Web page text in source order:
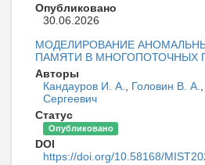
Опубликовано
30.06.2026
МОДЕЛИРОВАНИЕ
ПАМЯТИ В МНОГОПОТОЧНЫХ
Авторы
Кандауров И. А.
Головин В. А.
Сергеевич
Статус
Опубликовано
DOI
https://doi.org/10.58168/